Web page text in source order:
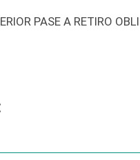
PASE A RETIRO